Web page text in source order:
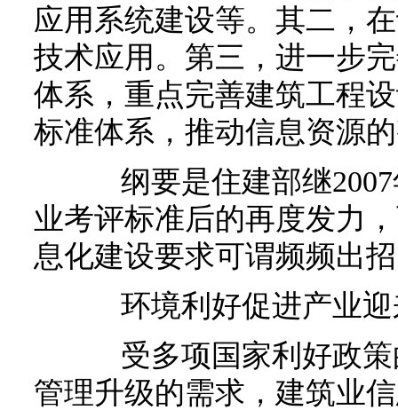
应用系统建设等。其二，
技术应用。第三，进一步
体系，重点完善建筑工程
标准体系，推动信息资源
纲要是住建部继2007
业考评标准后的再度发力
息化建设要求可谓频频出
环境利好促进产业迎
受多项国家利好政策
管理升级的需求，建筑业